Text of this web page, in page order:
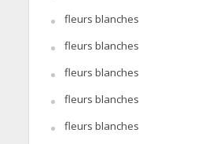
fleurs blanches
fleurs blanches
fleurs blanches
fleurs blanches
fleurs blanches